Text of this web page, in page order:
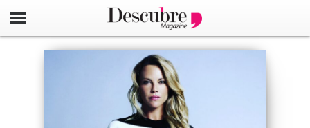
google-site-